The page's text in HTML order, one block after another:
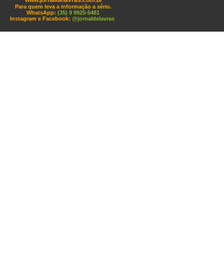
Para quem leva a informação a sério.
WhatsApp: (35) 9 9925-5481
Instagram e Facebook: @jornaldelavras